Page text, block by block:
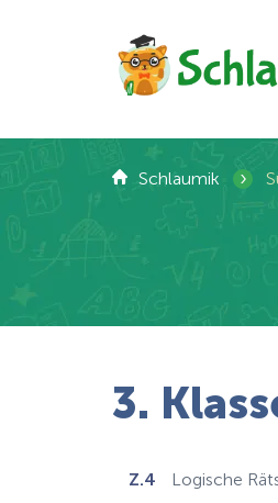
Schlaumik ›
3.
Z.4 Logische